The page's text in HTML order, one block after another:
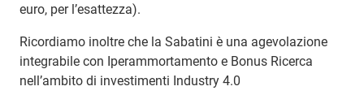
euro, per l’esattezza).
Ricordiamo inoltre che la Sabatini è una agevolazione
integrabile con Iperammortamento e Bonus Ricerca
nell’ambito di investimenti Industry 4.0